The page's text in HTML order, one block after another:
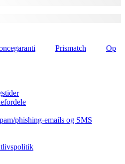
Prismatch
Op
phishing-emails og SMS